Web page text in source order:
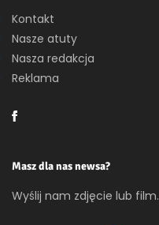
Kontakt
Nasze atuty
Nasza redakcja
Reklama
Masz dla nas newsa?
Wyślij nam zdjęcie lub film.